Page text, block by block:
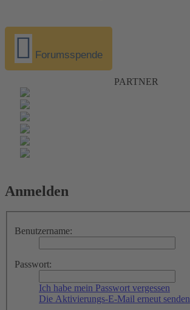
Forumsspende
PARTNER
Anmelden
Benutzername:
Passwort:
Ich habe mein Passwort vergessen
Die Aktivierungs-E-Mail erneut senden